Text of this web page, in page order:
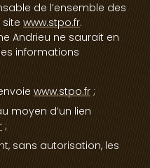
de l’ensemble des
www.stpo.fr.
Andrieu ne saurait en
informations
www.stpo.fr ;
moyen d’un lien
;
sans autorisation, les